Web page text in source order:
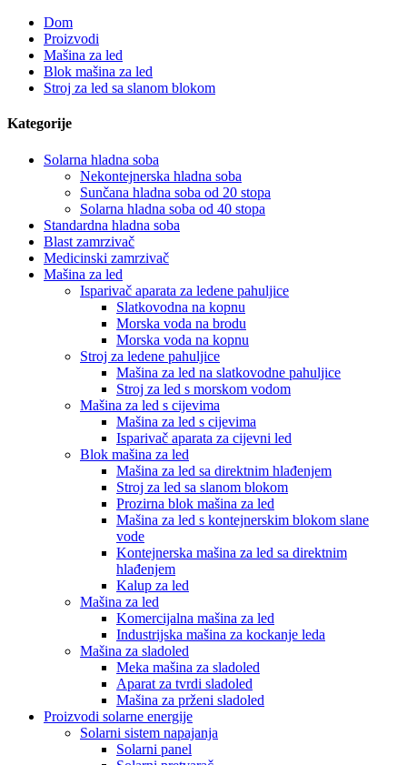
Dom
Proizvodi
Mašina za led
Blok mašina za led
Stroj za led sa slanom blokom
Kategorije
Solarna hladna soba
Nekontejnerska hladna soba
Sunčana hladna soba od 20 stopa
Solarna hladna soba od 40 stopa
Standardna hladna soba
Blast zamrzivač
Medicinski zamrzivač
Mašina za led
Isparivač aparata za ledene pahuljice
Slatkovodna na kopnu
Morska voda na brodu
Morska voda na kopnu
Stroj za ledene pahuljice
Mašina za led na slatkovodne pahuljice
Stroj za led s morskom vodom
Mašina za led s cijevima
Mašina za led s cijevima
Isparivač aparata za cijevni led
Blok mašina za led
Mašina za led sa direktnim hlađenjem
Stroj za led sa slanom blokom
Prozirna blok mašina za led
Mašina za led s kontejnerskim blokom slane
vode
Kontejnerska mašina za led sa direktnim
hlađenjem
Kalup za led
Mašina za led
Komercijalna mašina za led
Industrijska mašina za kockanje leda
Mašina za sladoled
Meka mašina za sladoled
Aparat za tvrdi sladoled
Mašina za prženi sladoled
Proizvodi solarne energije
Solarni sistem napajanja
Solarni panel